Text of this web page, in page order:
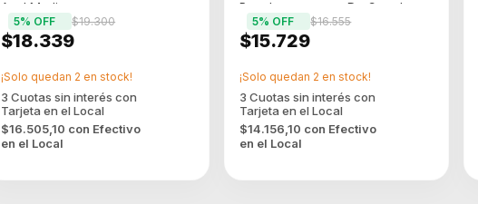
Azul Mediano
$18.339
$19.300
5% OFF
$16.505,10 con Efectivo
en el Local
¡Solo quedan 2 en stock!
Para Instrumentos De Cuerdas
Uas Para Instrumentos De
Cuerdas
$15.729
$16.555
5% OFF
$14.156,10 con Efectivo
en el Local
¡Solo quedan 2 en stock!